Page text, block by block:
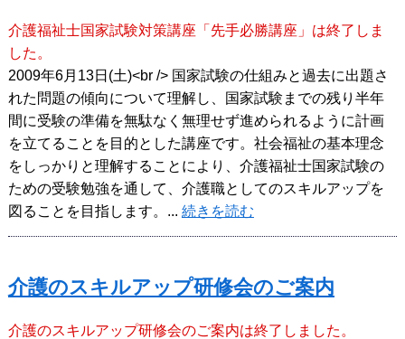
介護福祉士国家試験対策講座「先手必勝講座」は終了しま
した。
2009年6月13日(土)<br /> 国家試験の仕組みと過去に出題さ
れた問題の傾向について理解し、国家試験までの残り半年
間に受験の準備を無駄なく無理せず進められるように計画
を立てることを目的とした講座です。社会福祉の基本理念
をしっかりと理解することにより、介護福祉士国家試験の
ための受験勉強を通して、介護職としてのスキルアップを
図ることを目指します。... 続きを読む
介護のスキルアップ研修会のご案内
介護のスキルアップ研修会のご案内は終了しました。